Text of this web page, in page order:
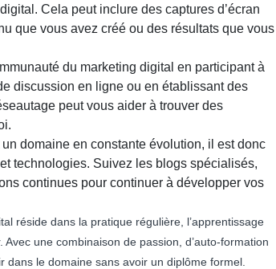
Cela peut inclure des captures d’écran
que vous avez créé ou des résultats que vous
du marketing digital en participant à
discussion en ligne ou en établissant des
peut vous aider à trouver des
domaine en constante évolution, il est donc
technologies. Suivez les blogs spécialisés,
continues pour continuer à développer vos
réside dans la pratique régulière, l’apprentissage
une combinaison de passion, d’auto-formation
dans le domaine sans avoir un diplôme formel.